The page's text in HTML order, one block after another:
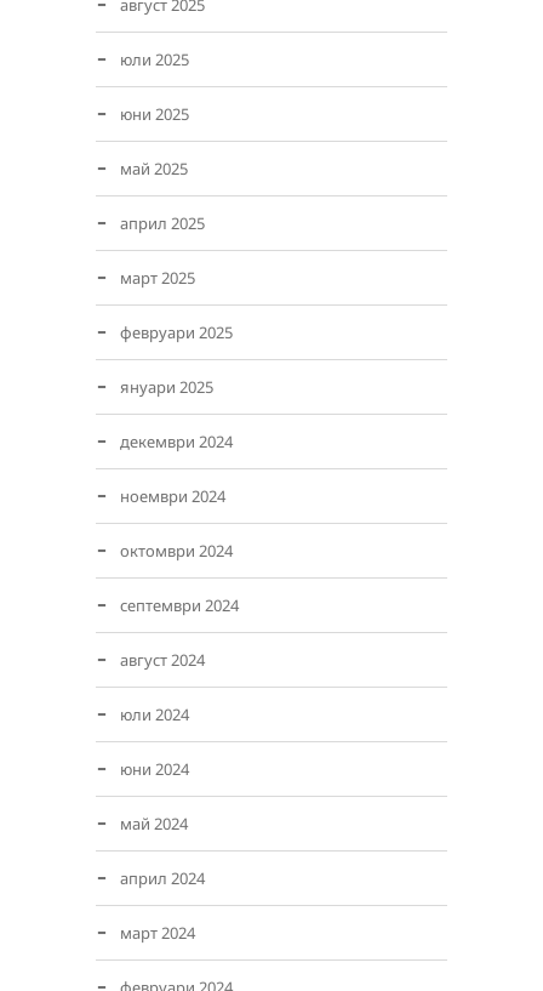
август 2025
юли 2025
юни 2025
май 2025
април 2025
март 2025
февруари 2025
януари 2025
декември 2024
ноември 2024
октомври 2024
септември 2024
август 2024
юли 2024
юни 2024
май 2024
април 2024
март 2024